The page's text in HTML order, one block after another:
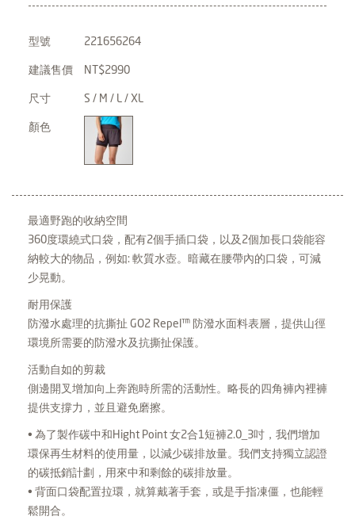
型號 221656264
建議售價 NT$2990
尺寸 S / M / L / XL
顏色
最適野跑的收納空間
360度環繞式口袋，配有2個手插口袋，以及2個加長口袋能容
納較大的物品，例如: 軟質水壺。暗藏在腰帶內的口袋，可減
少晃動。
耐用保護
防潑水處理的抗撕扯 GO2 Repel™ 防潑水面料表層，提供山徑
環境所需要的防潑水及抗撕扯保護。
活動自如的剪裁
側邊開叉增加向上奔跑時所需的活動性。略長的四角褲內裡褲
提供支撐力，並且避免磨擦。
• 為了製作碳中和Hight Point 女2合1短褲2.0_3吋，我們增加
環保再生材料的使用量，以減少碳排放量。我們支持獨立認證
的碳抵銷計劃，用來中和剩餘的碳排放量。
• 背面口袋配置拉環，就算戴著手套，或是手指凍僵，也能輕
鬆開合。